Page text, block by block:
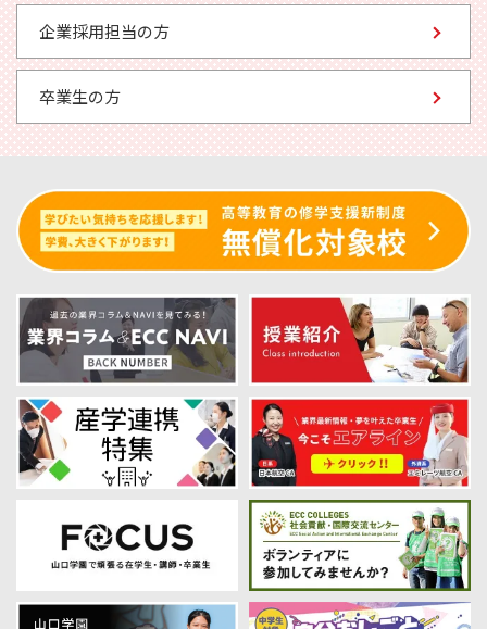
企業採用担当の方
卒業生の方